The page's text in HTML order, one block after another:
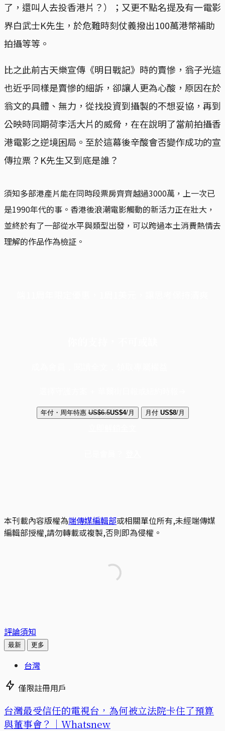
了，還叫人去投香港片？）；又更不點名提及有一電影
界白武士K先生，於危難時刻仗義撥出100萬港幣補助
拍攝等等。
比之此前古天樂宣傳《明日戰記》時的賣慘，翁子光這
也近乎同樣是賣慘的細訴，卻讓人更為心酸，原因在於
翁文的具體、無力，從找投資到攝製的不想妥協，再到
公映時同期荷李活大片的威脅，在在說明了當前拍攝香
港電影之逆境困局。至於這幕後辛酸會否變作成功的宣
傳拉票？K先生又到底是誰？
須知多部港產片能在同時段票房齊齊越過3000萬，上一次已
是1990年代的事。香港後浪潮電影觸動的新活力正在壯大，
並終於有了一部從水平與類型出發，可以跨過本土消費熱情去
理解的作品作為檢証。
年付・周年特惠 US$6.5US$4/月 月付 US$8/月
本刊載內容版權為端傳媒編輯部或相關單位所有,未經端傳媒
編輯部授權,請勿轉載或複製,否則即為侵權。
評論須知
最新 更多
台灣
僅限註冊用戶
台灣最受信任的電視台，為何被立法院卡住了預算
與董事會？｜Whatsnew